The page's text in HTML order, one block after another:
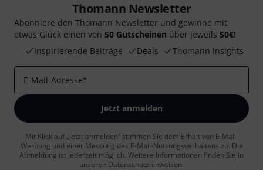
Thomann Newsletter
Abonniere den Thomann Newsletter und gewinne mit
etwas Glück einen von 50 Gutscheinen über jeweils 50€!
Inspirierende Beiträge
Deals Thomann Insights
E-Mail-Adresse*
Jetzt anmelden
Mit Klick auf „Jetzt anmelden“ stimmen Sie dem Erhalt von E-Mail-
Werbung und einer Messung des E-Mail-Nutzungsverhaltens zu. Die
Abmeldung ist jederzeit möglich. Weitere Informationen finden Sie in
unseren Datenschutzhinweisen.